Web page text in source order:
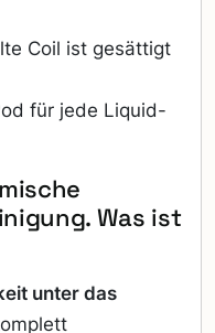
Coil ist gesättigt
für jede Liquid-
Was ist
unter das